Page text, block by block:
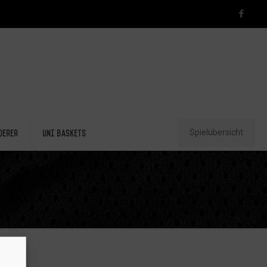
Uni Baskets Spielübersicht